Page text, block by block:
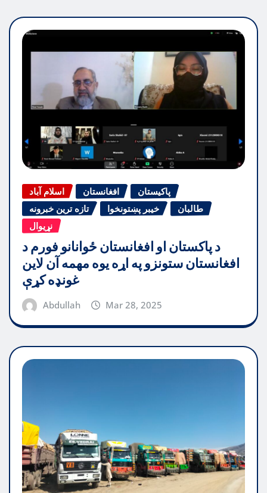
اسلام آباد افغانستان
پاکیستان
تازه ترین خبرونه
خیبر پښتونخوا
طالبان
نړیوال
د پاکستان او افغانستان ځوانانو فورم د
افغانستان ستونزو په اړه یوه مهمه آن لاین
غونډه کړې
Abdullah Mar 28, 2025